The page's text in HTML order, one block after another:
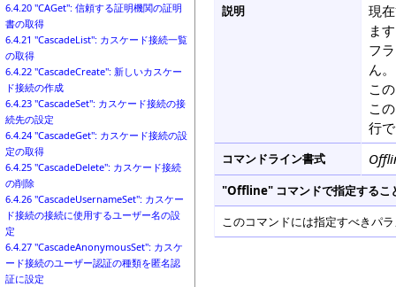
6.4.20 "CAGet": 信頼する証明機関の証明
書の取得
6.4.21 "CascadeList": カスケード接続一覧
の取得
6.4.22 "CascadeCreate": 新しいカスケー
ド接続の作成
6.4.23 "CascadeSet": カスケード接続の接
続先の設定
6.4.24 "CascadeGet": カスケード接続の設
定の取得
6.4.25 "CascadeDelete": カスケード接続
の削除
6.4.26 "CascadeUsernameSet": カスケー
ド接続の接続に使用するユーザー名の設
定
6.4.27 "CascadeAnonymousSet": カスケ
ード接続のユーザー認証の種類を匿名認
証に設定
説明
現
ま
フ
ん。
こ
こ
行
コマンドライン書式
"Offline" コマンドで指定するこ
このコマンドには指定すべきパ